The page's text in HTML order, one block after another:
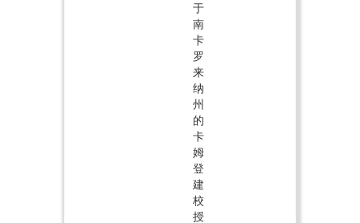
于
南
卡
罗
来
纳
州
的
卡
姆
登
建
校
授